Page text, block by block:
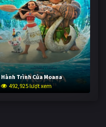
Hành Trình Của Moana
492,925 lượt xem